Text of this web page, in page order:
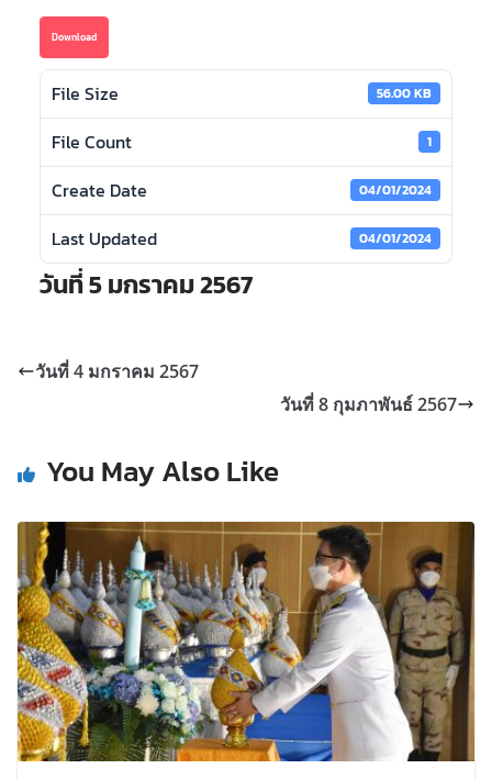
Download
File Size 56.00 KB
File Count 1
Create Date 04/01/2024
Last Updated 04/01/2024
วันที่ 5 มกราคม 2567
วันที่ 4 มกราคม 2567
วันที่ 8 กุมภาพันธ์ 2567
You May Also Like